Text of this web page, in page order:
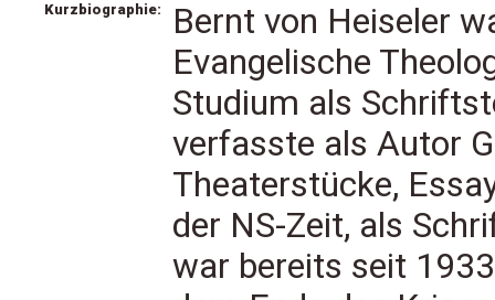
Kurzbiographie:
Bernt von Heiseler
Evangelische
Studium als
verfasste als Autor
Theaterstücke,
der NS-Zeit, als
war bereits seit